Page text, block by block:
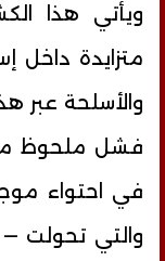
ويأتي هذا
متزايدة داخل
والأسلحة عبر
فشل ملحوظ من
في احتواء
والتي تحولت